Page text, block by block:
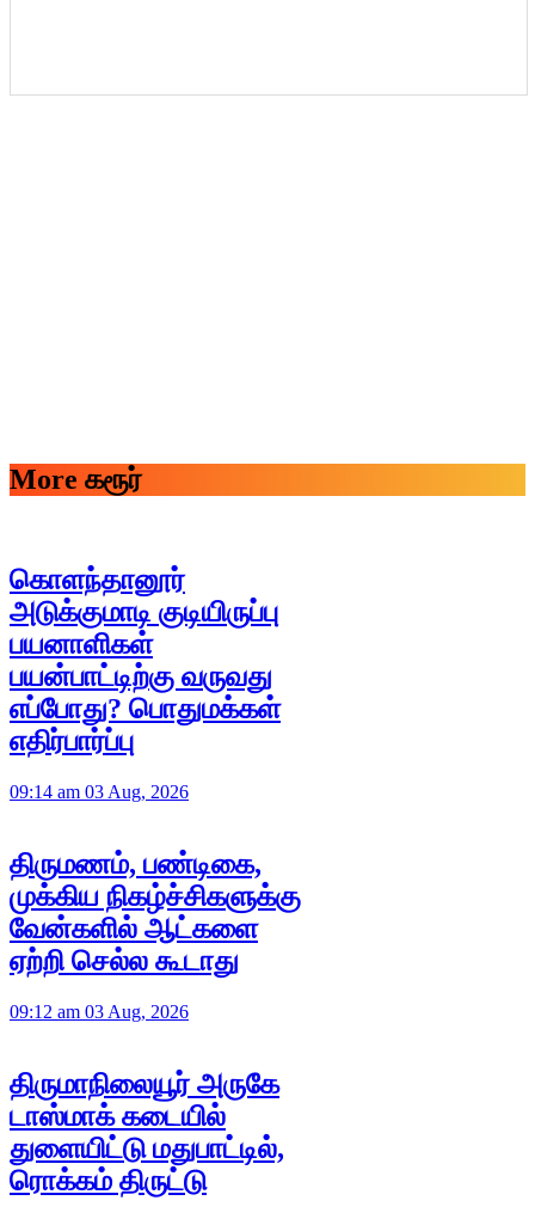
More கரூர்
கொளந்தானூர்
அடுக்குமாடி குடியிருப்பு
பயனாளிகள்
பயன்பாட்டிற்கு வருவது
எப்போது? பொதுமக்கள்
எதிர்பார்ப்பு
09:14 am 03 Aug, 2026
திருமணம், பண்டிகை,
முக்கிய நிகழ்ச்சிகளுக்கு
வேன்களில் ஆட்களை
ஏற்றி செல்ல கூடாது
09:12 am 03 Aug, 2026
திருமாநிலையூர் அருகே
டாஸ்மாக் கடையில்
துளையிட்டு மதுபாட்டில்,
ரொக்கம் திருட்டு